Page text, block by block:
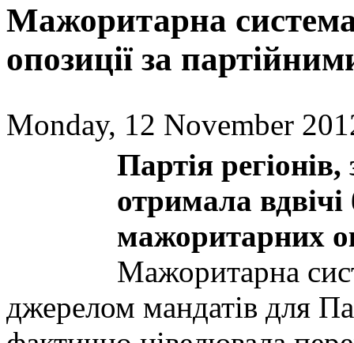
Мажоритарна
опозиції за
Monday, 12 November
Партія
отримала
мажоритарних
Мажоритарна
джерелом мандатів для